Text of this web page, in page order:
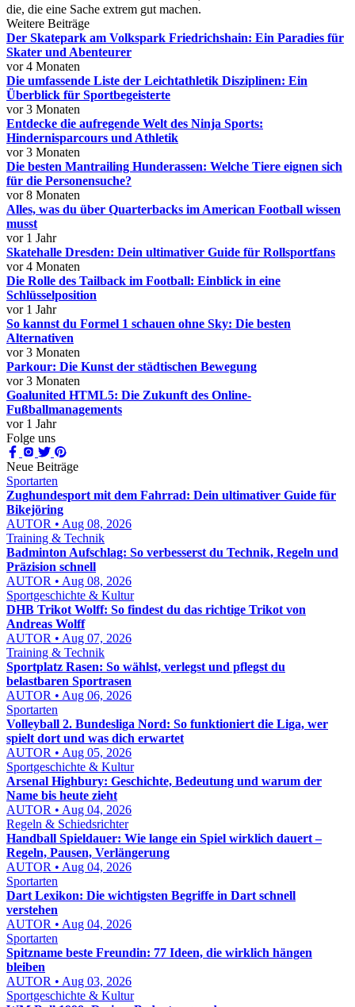
die, die eine Sache extrem gut machen.
Weitere Beiträge
Der Skatepark am Volkspark Friedrichshain: Ein Paradies für
Skater und Abenteurer
vor 4 Monaten
Die umfassende Liste der Leichtathletik Disziplinen: Ein
Überblick für Sportbegeisterte
vor 3 Monaten
Entdecke die aufregende Welt des Ninja Sports:
Hindernisparcours und Athletik
vor 3 Monaten
Die besten Mantrailing Hunderassen: Welche Tiere eignen sich
für die Personensuche?
vor 8 Monaten
Alles, was du über Quarterbacks im American Football wissen
musst
vor 1 Jahr
Skatehalle Dresden: Dein ultimativer Guide für Rollsportfans
vor 4 Monaten
Die Rolle des Tailback im Football: Einblick in eine
Schlüsselposition
vor 1 Jahr
So kannst du Formel 1 schauen ohne Sky: Die besten
Alternativen
vor 3 Monaten
Parkour: Die Kunst der städtischen Bewegung
vor 3 Monaten
Goalunited HTML5: Die Zukunft des Online-
Fußballmanagements
vor 1 Jahr
Folge uns
Neue Beiträge
Sportarten
Zughundesport mit dem Fahrrad: Dein ultimativer Guide für
Bikejöring
AUTOR • Aug 08, 2026
Training & Technik
Badminton Aufschlag: So verbesserst du Technik, Regeln und
Präzision schnell
AUTOR • Aug 08, 2026
Sportgeschichte & Kultur
DHB Trikot Wolff: So findest du das richtige Trikot von
Andreas Wolff
AUTOR • Aug 07, 2026
Training & Technik
Sportplatz Rasen: So wählst, verlegst und pflegst du
belastbaren Sportrasen
AUTOR • Aug 06, 2026
Sportarten
Volleyball 2. Bundesliga Nord: So funktioniert die Liga, wer
spielt dort und was dich erwartet
AUTOR • Aug 05, 2026
Sportgeschichte & Kultur
Arsenal Highbury: Geschichte, Bedeutung und warum der
Name bis heute zieht
AUTOR • Aug 04, 2026
Regeln & Schiedsrichter
Handball Spieldauer: Wie lange ein Spiel wirklich dauert –
Regeln, Pausen, Verlängerung
AUTOR • Aug 04, 2026
Sportarten
Dart Lexikon: Die wichtigsten Begriffe in Dart schnell
verstehen
AUTOR • Aug 04, 2026
Sportarten
Spitzname beste Freundin: 77 Ideen, die wirklich hängen
bleiben
AUTOR • Aug 03, 2026
Sportgeschichte & Kultur